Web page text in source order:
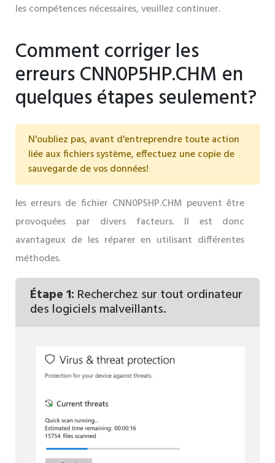
les compétences nécessaires, veuillez continuer.
Comment corriger les
erreurs CNN0P5HP.CHM en
quelques étapes seulement?
N'oubliez pas, avant d'entreprendre toute action
liée aux fichiers système, effectuez une copie de
sauvegarde de vos données!
les erreurs de fichier CNN0P5HP.CHM peuvent être
provoquées par divers facteurs. Il est donc
avantageux de les réparer en utilisant différentes
méthodes.
Étape 1: Recherchez sur tout ordinateur
des logiciels malveillants.